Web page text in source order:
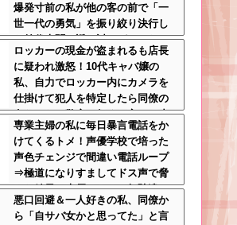
爆発寸前の私が他の客の前で「一
世一代の勇気」を振り絞り決行し
た前代未聞の返り討ちがこちら←
身体を張った捨て身の反撃すぎる
ロッカーの現金が盗まれるも店長
に疑われ激怒！10代キャバ嬢の
私、自力でロッカー内にカメラを
仕掛けて犯人を特定したら同僚の
女だった…警察へ行くと言って止
められ、加害者に泣かれながら大
揉めして・・・
専業主婦の私に毎日暴言電話をか
けてくるトメ！声優学校で培った
声色チェンジで間違い電話ループ
⇒極道になりすましてドス声で脅
した結果←声優スキルの無駄遣い
が最高すぎるｗｗｗ
悪口回避＆一人好きの私、同僚か
ら「自サバ女かと思ってた」と言